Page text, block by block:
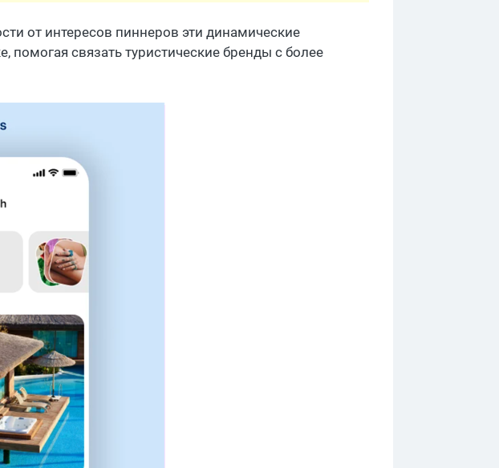
от интересов пиннеров эти динамические
помогая связать туристические бренды с более